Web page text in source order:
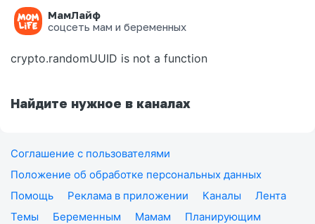
МамЛайф
соцсеть мам и беременных
Ошибка на странице
crypto.randomUUID is not a function
Найдите нужное в каналах
Соглашение с пользователями
Положение об обработке персональных данных
Помощь
Реклама в приложении Каналы
Лента
Темы
Беременным Мамам
Планирующим